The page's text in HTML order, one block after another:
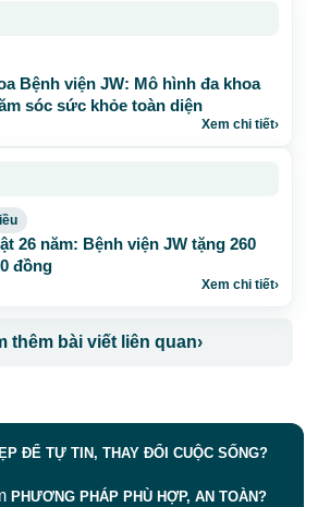
Bệnh viện JW: Mô hình đa khoa
sóc sức khỏe toàn diện
Xem chi tiết›
26 năm: Bệnh viện JW tặng 260
đồng
Xem chi tiết›
thêm bài viết liên quan›
ĐỂ TỰ TIN, THAY ĐỔI CUỘC SỐNG?
PHƯƠNG PHÁP PHÙ HỢP, AN TOÀN?